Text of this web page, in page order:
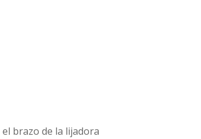
brazo de la lijadora